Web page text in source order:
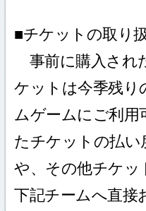
■チケットの取り
事前に購入され
ケットは今季残り
ムゲームにご利用
たチケットの払い
や、その他チケッ
下記チームへ直接